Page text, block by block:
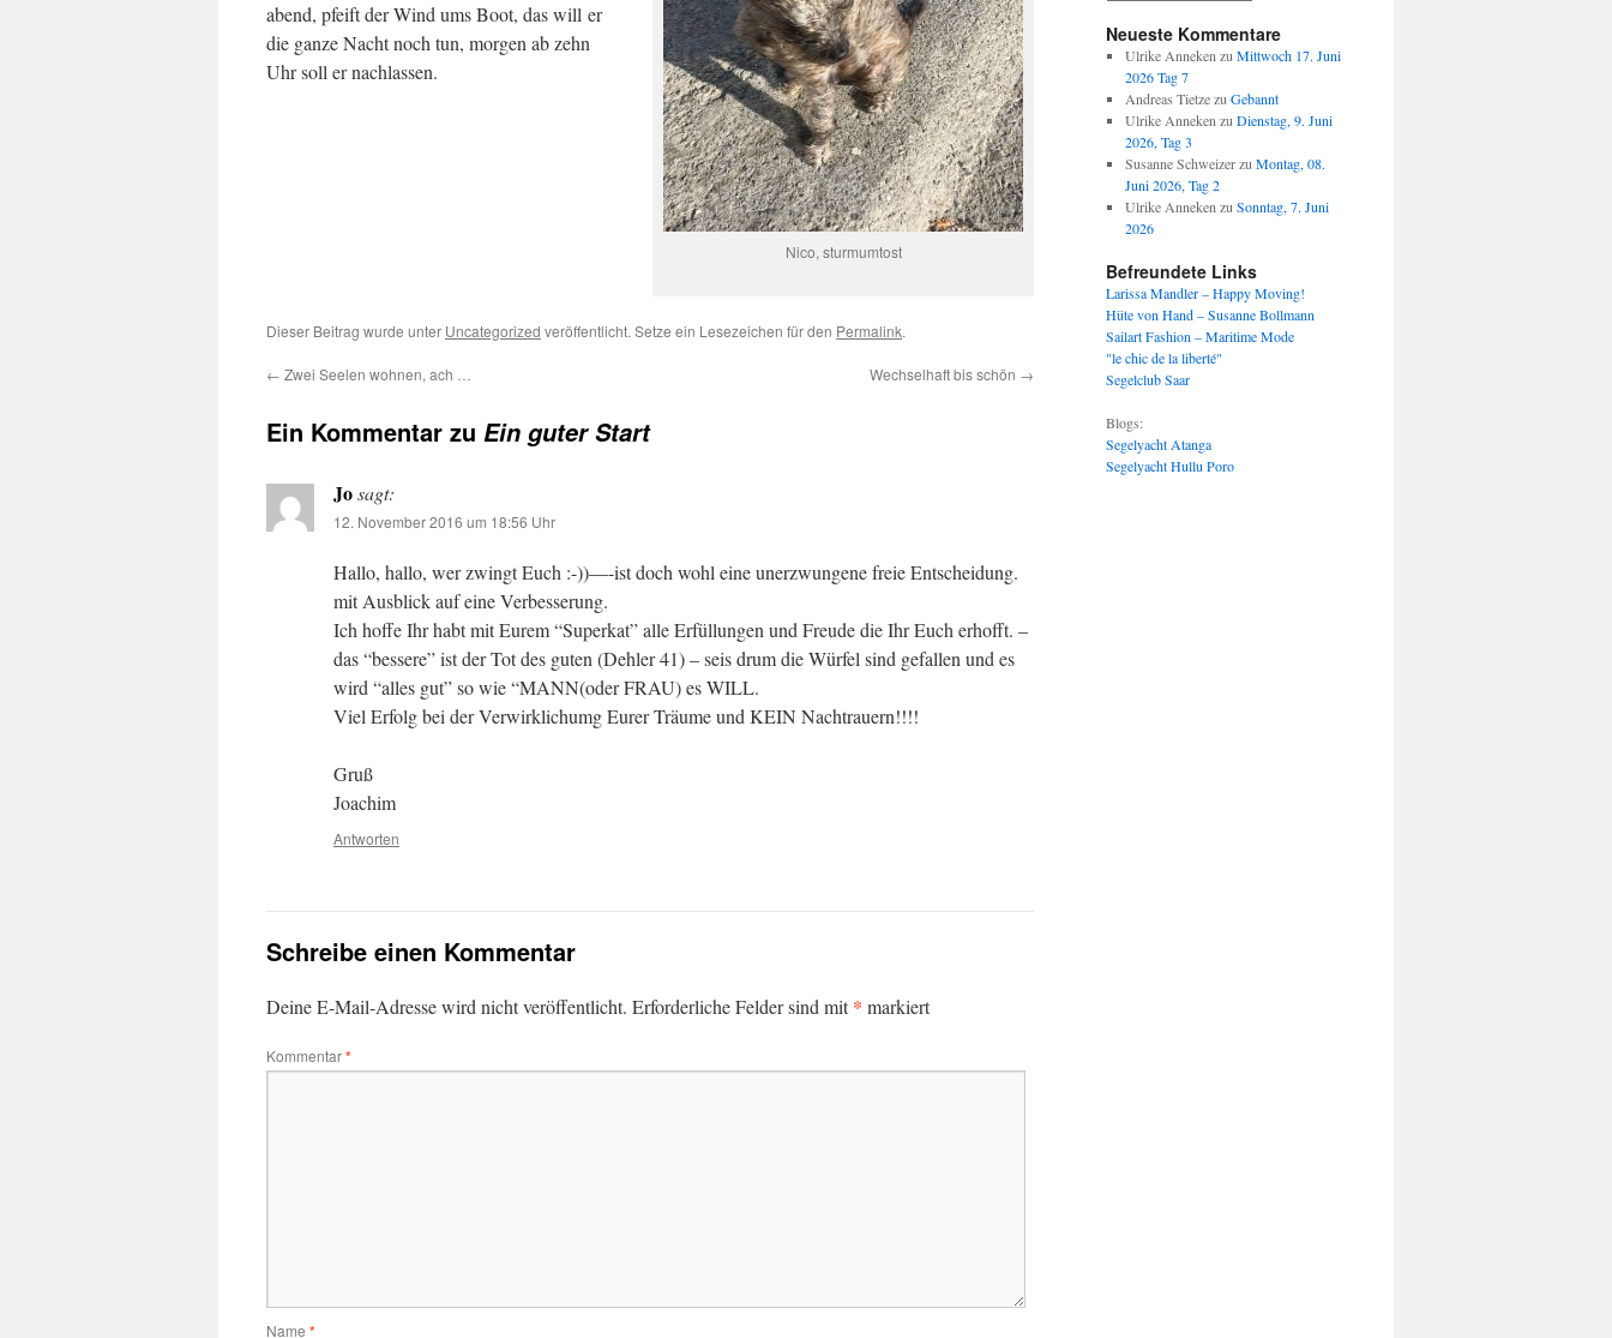
Nico, sturmumtost
abend, pfeift der Wind ums Boot, das will er
die ganze Nacht noch tun, morgen ab zehn
Uhr soll er nachlassen.
Dieser Beitrag wurde unter Uncategorized veröffentlicht. Setze ein Lesezeichen für den Permalink.
← Zwei Seelen wohnen, ach … Wechselhaft bis schön →
Ein Kommentar zu Ein guter Start
Josagt:
12. November 2016 um 18:56 Uhr
Hallo, hallo, wer zwingt Euch :-))—-ist doch wohl eine unerzwungene freie Entscheidung.
mit Ausblick auf eine Verbesserung.
Ich hoffe Ihr habt mit Eurem “Superkat” alle Erfüllungen und Freude die Ihr Euch erhofft. –
das “bessere” ist der Tot des guten (Dehler 41) – seis drum die Würfel sind gefallen und es
wird “alles gut” so wie “MANN(oder FRAU) es WILL.
Viel Erfolg bei der Verwirklichumg Eurer Träume und KEIN Nachtrauern!!!!
Gruß
Joachim
Antworten
Schreibe einen Kommentar
Deine E-Mail-Adresse wird nicht veröffentlicht. Erforderliche Felder sind mit* markiert
Kommentar*
Name *
Neueste Kommentare
Ulrike AnnekenzuMittwoch 17. Juni
2026 Tag 7
Andreas TietzezuGebannt
Ulrike AnnekenzuDienstag, 9. Juni
2026, Tag 3
Susanne SchweizerzuMontag, 08.
Juni 2026, Tag 2
Ulrike AnnekenzuSonntag, 7. Juni
2026
Befreundete Links
Larissa Mandler – Happy Moving!
Hüte von Hand – Susanne Bollmann
Sailart Fashion – Maritime Mode
"le chic de la liberté"
Segelclub Saar
Blogs:
Segelyacht Atanga
Segelyacht Hullu Poro